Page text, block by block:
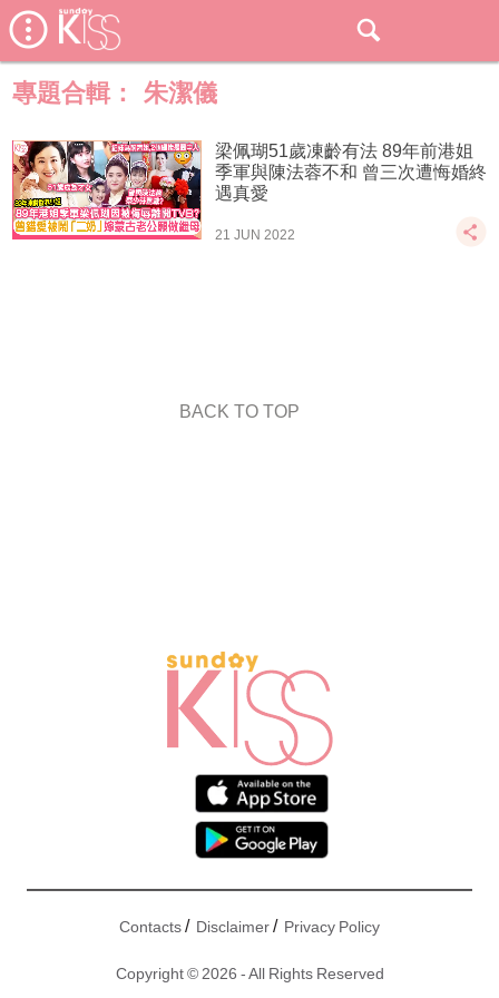
專題合輯： 朱潔儀
梁佩瑚51歲凍齡有法 89年前港姐
季軍與陳法蓉不和 曾三次遭悔婚終
遇真愛
21 JUN 2022
BACK TO TOP
Contacts/ Disclaimer/ Privacy Policy
Copyright © 2026 - All Rights Reserved